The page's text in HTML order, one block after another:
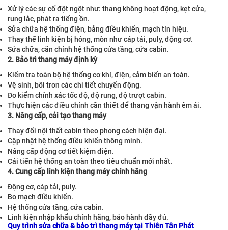
Xử lý các sự cố đột ngột như: thang không hoạt động, kẹt cửa,
rung lắc, phát ra tiếng ồn.
Sửa chữa hệ thống điện, bảng điều khiển, mạch tín hiệu.
Thay thế linh kiện bị hỏng, mòn như cáp tải, puly, động cơ.
Sửa chữa, căn chỉnh hệ thống cửa tầng, cửa cabin.
2. Bảo trì thang máy định kỳ
Kiểm tra toàn bộ hệ thống cơ khí, điện, cảm biến an toàn.
Vệ sinh, bôi trơn các chi tiết chuyển động.
Đo kiểm chính xác tốc độ, độ rung, độ trượt cabin.
Thực hiện các điều chỉnh cần thiết để thang vận hành êm ái.
3. Nâng cấp, cải tạo thang máy
Thay đổi nội thất cabin theo phong cách hiện đại.
Cập nhật hệ thống điều khiển thông minh.
Nâng cấp động cơ tiết kiệm điện.
Cải tiến hệ thống an toàn theo tiêu chuẩn mới nhất.
4. Cung cấp linh kiện thang máy chính hãng
Động cơ, cáp tải, puly.
Bo mạch điều khiển.
Hệ thống cửa tầng, cửa cabin.
Linh kiện nhập khẩu chính hãng, bảo hành đầy đủ.
Quy trình sửa chữa & bảo trì thang máy tại Thiên Tân Phát